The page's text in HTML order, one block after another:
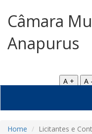
Câmara
Anapurus
A +
A -
Home Licitantes e